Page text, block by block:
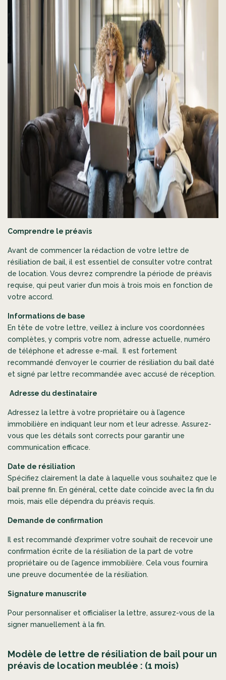
Comprendre le préavis
Avant de commencer la rédaction de votre lettre de
résiliation de bail, il est essentiel de consulter votre contrat
de location. Vous devrez comprendre la période de préavis
requise, qui peut varier d’un mois à trois mois en fonction de
votre accord.
Informations de base
En tête de votre lettre, veillez à inclure vos coordonnées
complètes, y compris votre nom, adresse actuelle, numéro
de téléphone et adresse e-mail. Il est fortement
recommandé d’envoyer le courrier de résiliation du bail daté
et signé par lettre recommandée avec accusé de réception.
Adresse du destinataire
Adressez la lettre à votre propriétaire ou à l’agence
immobilière en indiquant leur nom et leur adresse. Assurez-
vous que les détails sont corrects pour garantir une
communication efficace.
Date de résiliation
Spécifiez clairement la date à laquelle vous souhaitez que le
bail prenne fin. En général, cette date coïncide avec la fin du
mois, mais elle dépendra du préavis requis.
Demande de confirmation
Il est recommandé d’exprimer votre souhait de recevoir une
confirmation écrite de la résiliation de la part de votre
propriétaire ou de l’agence immobilière. Cela vous fournira
une preuve documentée de la résiliation.
Signature manuscrite
Pour personnaliser et officialiser la lettre, assurez-vous de la
signer manuellement à la fin.
Modèle de lettre de résiliation de bail pour un
préavis de location meublée : (1 mois)